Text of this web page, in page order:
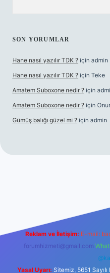
SON YORUMLAR
Hane nasıl yazılır TDK ? için admin
Hane nasıl yazılır TDK ? için Teke
Amatem Suboxone nedir ? için
Amatem Suboxone nedir ? için Onur
Gümüş balığı güzel mi ? için admin
Reklam ve İletişim: E-mail:
forumhizmeti@gmail.com
Yasal Uyarı: Sitemiz, 5651